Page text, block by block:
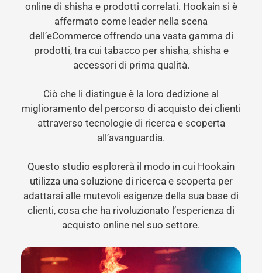
online di shisha e prodotti correlati. Hookain si è
affermato come leader nella scena
dell’eCommerce offrendo una vasta gamma di
prodotti, tra cui tabacco per shisha, shisha e
accessori di prima qualità.
Ciò che li distingue è la loro dedizione al
miglioramento del percorso di acquisto dei clienti
attraverso tecnologie di ricerca e scoperta
all’avanguardia.
Questo studio esplorerà il modo in cui Hookain
utilizza una soluzione di ricerca e scoperta per
adattarsi alle mutevoli esigenze della sua base di
clienti, cosa che ha rivoluzionato l’esperienza di
acquisto online nel suo settore.